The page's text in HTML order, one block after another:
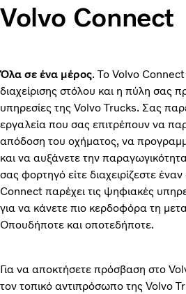
Volvo Connect
Όλα σε ένα μέρος. Το Volvo Connect
διαχείρισης στόλου και η πύλη σας
υπηρεσίες της Volvo Trucks. Σας
εργαλεία που σας επιτρέπουν να
απόδοση του οχήματος, να
και να αυξάνετε την
σας φορτηγό είτε διαχειρίζεστε
Connect παρέχει τις ψηφιακές
για να κάνετε πιο κερδοφόρα τη
Οπουδήποτε και οποτεδήποτε.
Για να αποκτήσετε πρόσβαση στο
τον τοπικό αντιπρόσωπο της Volvo